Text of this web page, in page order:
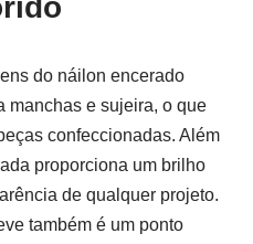
do náilon encerado
manchas e sujeira, o que
confeccionadas. Além
proporciona um brilho
de qualquer projeto.
também é um ponto